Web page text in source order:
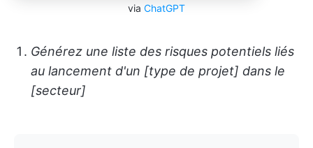
via ChatGPT
Générez une liste des risques potentiels liés
au lancement d'un [type de projet] dans le
[secteur]